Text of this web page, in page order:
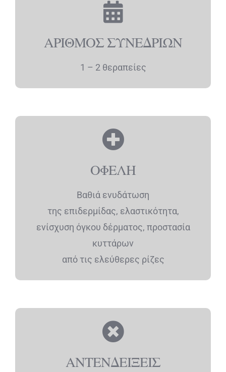
ΑΡΙΘΜΟΣ ΣΥΝΕΔΡΙΩΝ
1 – 2 θεραπείες
ΟΦΕΛΗ
Βαθιά ενυδάτωση
της επιδερµίδας, ελαστικότητα,
ενίσχυση όγκου δέρµατος, προστασία
κυττάρων
από τις ελεύθερες ρίζες
ΑΝΤΕΝΔΕΙΞΕΙΣ